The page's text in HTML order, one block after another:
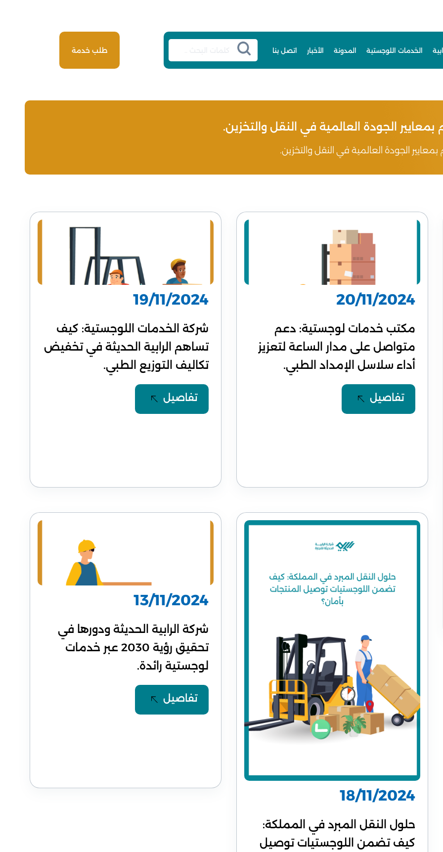
الخدمات اللوجستية المدونة الأخبار اتصل بنا طلب خدمة
الجودة العالمية في النقل والتخزين.
الجودة العالمية في النقل والتخزين.
20/11/2024
مكتب خدمات لوجستية: دعم
متواصل على مدار الساعة لتعزيز
أداء سلاسل الإمداد الطبي.
تفاصيل
19/11/2024
شركة الخدمات اللوجستية: كيف
تساهم الرابية الحديثة في تخفيض
تكاليف التوزيع الطبي.
تفاصيل
18/11/2024
حلول النقل المبرد في المملكة:
كيف تضمن اللوجستيات توصيل
13/11/2024
شركة الرابية الحديثة ودورها في
تحقيق رؤية 2030 عبر خدمات
لوجستية رائدة.
تفاصيل